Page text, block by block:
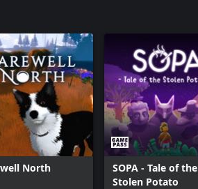
North
SOPA - Tale of the
Stolen Potato